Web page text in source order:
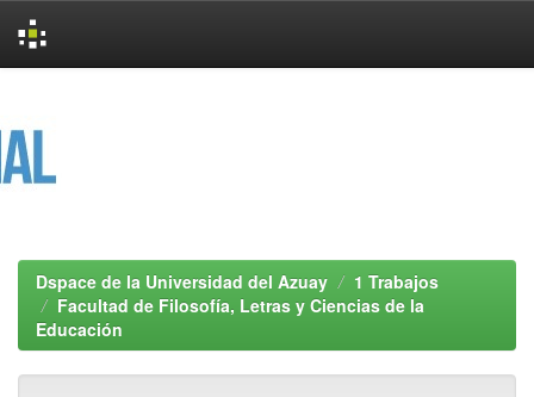
Dspace de la Universidad del Azuay
1 Trabajos
Facultad de Filosofía, Letras y Ciencias de la
Educación